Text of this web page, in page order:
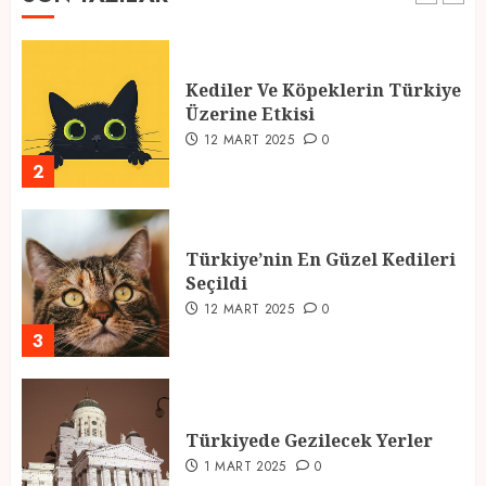
2
Kediler Ve Köpeklerin Türkiye
Üzerine Etkisi
12 MART 2025 0
3
Türkiye’nin En Güzel Kedileri
Seçildi
12 MART 2025 0
Türkiyede Gezilecek Yerler
1 MART 2025 0